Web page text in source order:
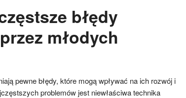
błędy
młodych
pewne błędy, które mogą wpływać na ich rozwój i
problemów jest niewłaściwa technika